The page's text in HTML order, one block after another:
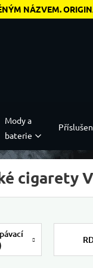
NÁZVEM.
Mody a
baterie
cigarety